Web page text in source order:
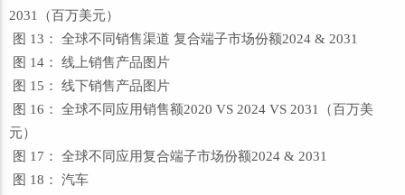
2031（百万美元）
图 13： 全球不同销售渠道 复合端子市场份额2024 & 2031
图 14： 线上销售产品图片
图 15： 线下销售产品图片
图 16： 全球不同应用销售额2020 VS 2024 VS 2031（百万美
元）
图 17： 全球不同应用复合端子市场份额2024 & 2031
图 18： 汽车